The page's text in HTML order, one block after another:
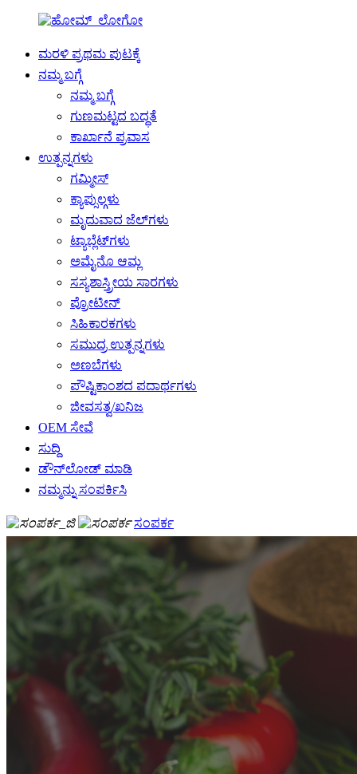
ಮರಳಿ ಪ್ರಥಮ ಪುಟಕ್ಕೆ
ನಮ್ಮ ಬಗ್ಗೆ
ನಮ್ಮ ಬಗ್ಗೆ
ಗುಣಮಟ್ಟದ ಬದ್ಧತೆ
ಕಾರ್ಖಾನೆ ಪ್ರವಾಸ
ಉತ್ಪನ್ನಗಳು
ಗಮ್ಮೀಸ್
ಕ್ಯಾಪ್ಸುಲ್ಗಳು
ಮೃದುವಾದ ಜೆಲ್‌ಗಳು
ಟ್ಯಾಬ್ಲೆಟ್‌ಗಳು
ಅಮೈನೊ ಆಮ್ಲ
ಸಸ್ಯಶಾಸ್ತ್ರೀಯ ಸಾರಗಳು
ಪ್ರೋಟೀನ್
ಸಿಹಿಕಾರಕಗಳು
ಸಮುದ್ರ ಉತ್ಪನ್ನಗಳು
ಅಣಬೆಗಳು
ಪೌಷ್ಟಿಕಾಂಶದ ಪದಾರ್ಥಗಳು
ಜೀವಸತ್ವ/ಖನಿಜ
OEM ಸೇವೆ
ಸುದ್ದಿ
ಡೌನ್‌ಲೋಡ್ ಮಾಡಿ
ನಮ್ಮನ್ನು ಸಂಪರ್ಕಿಸಿ
ಸಂಪರ್ಕ